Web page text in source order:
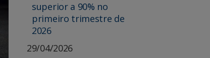
superior a 90% no
primeiro trimestre de
2026
29/04/2026